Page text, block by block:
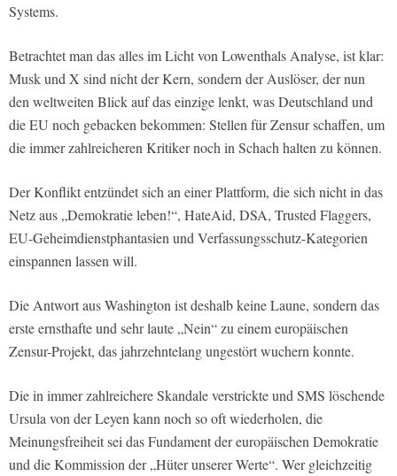
Systems.
Betrachtet man das alles im Licht von Lowenthals Analyse, ist klar:
Musk und X sind nicht der Kern, sondern der Auslöser, der nun
den weltweiten Blick auf das einzige lenkt, was Deutschland und
die EU noch gebacken bekommen: Stellen für Zensur schaffen, um
die immer zahlreicheren Kritiker noch in Schach halten zu können.
Der Konflikt entzündet sich an einer Plattform, die sich nicht in das
Netz aus „Demokratie leben!“, HateAid, DSA, Trusted Flaggers,
EU-Geheimdienstphantasien und Verfassungsschutz-Kategorien
einspannen lassen will.
Die Antwort aus Washington ist deshalb keine Laune, sondern das
erste ernsthafte und sehr laute „Nein“ zu einem europäischen
Zensur-Projekt, das jahrzehntelang ungestört wuchern konnte.
Die in immer zahlreichere Skandale verstrickte und SMS löschende
Ursula von der Leyen kann noch so oft wiederholen, die
Meinungsfreiheit sei das Fundament der europäischen Demokratie
und die Kommission der „Hüter unserer Werte“. Wer gleichzeitig